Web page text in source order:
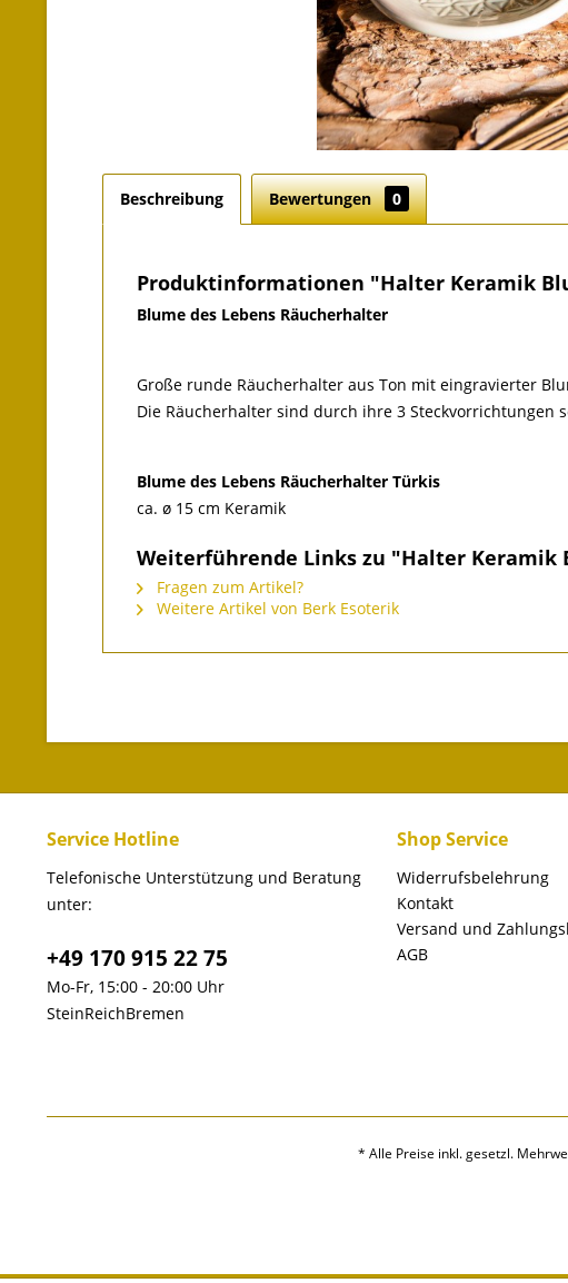
Beschreibung Bewertungen 0
Produktinformationen "Halter Keramik
Blume des Lebens Räucherhalter
Große runde Räucherhalter aus Ton mit eingravierter
Die Räucherhalter sind durch ihre 3
Blume des Lebens Räucherhalter Türkis
ca. ø 15 cm Keramik
Weiterführende Links zu "Halter Keramik
Fragen zum Artikel?
Weitere Artikel von Berk Esoterik
Service Hotline
Telefonische Unterstützung und Beratung
unter:
+49 170 915 22 75
Mo-Fr, 15:00 - 20:00 Uhr
SteinReichBremen
Shop Service
Widerrufsbelehrung
Kontakt
Versand und
AGB
* Alle Preise inkl. gesetzl.